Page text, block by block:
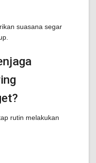
suasana segar
rutin melakukan